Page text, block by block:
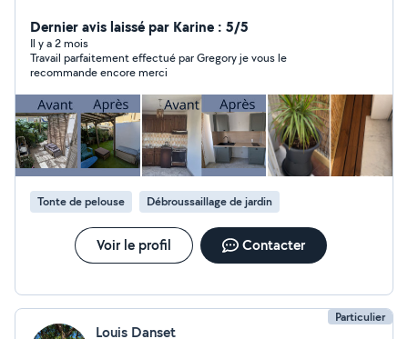
revêtement de sol, maçonnerie, montage et installation
de meubles, aménagements divers. Dépannages
express : Petite plomberie et petite électricité
(changement de prises, luminaires). Entretien extérieur :
Nettoyage et soin de vos jardins (débroussaillage, taille
de haies, élagage léger) et entretien de vos espaces
piscine. Réparations en tout genre : Je trouve une
solution rapide et durable pour chaque problème. Que
ce soit pour une intervention urgente ou un projet de
rénovation, je vous garantis un travail soigné, et propre.
Dernier avis laissé par Karine : 5/5
Il y a 2 mois
Travail parfaitement effectué par Gregory je vous le
recommande encore merci
Tonte de pelouse Débroussaillage de jardin
Voir le profil Contacter
Particulier
Louis Danset